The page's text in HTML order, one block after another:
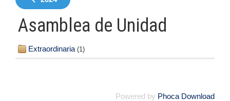
Asamblea de Unidad
Extraordinaria (1)
Powered by Phoca Download